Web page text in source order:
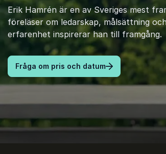
Erik Hamrén är en av Sveriges mest
föreläser om ledarskap, målsättning
erfarenhet inspirerar han till framgång.
Fråga om pris och datum